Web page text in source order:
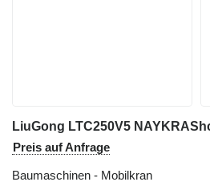
LiuGong LTC250V5
Preis auf Anfrage
Baumaschinen - Mobilkran